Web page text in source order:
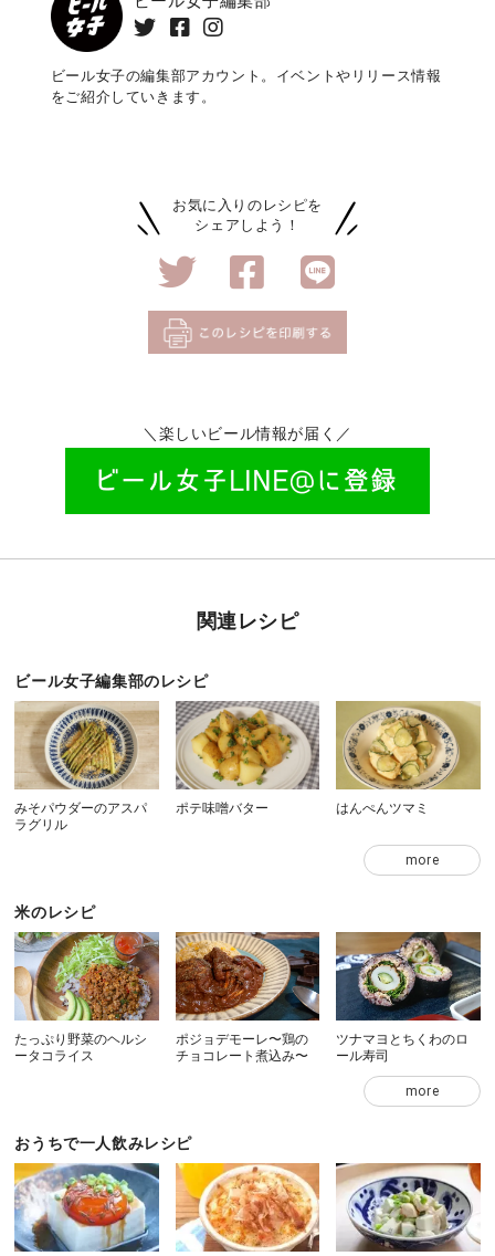
ビール女子の編集部アカウント。イベントやリリース情報
をご紹介していきます。
お気に入りのレシピを
シェアしよう！
＼楽しいビール情報が届く／
関連レシピ
ビール女子編集部のレシピ
みそパウダーのアスパ
ラグリル
ポテ味噌バター はんぺんツマミ
more
米のレシピ
たっぷり野菜のヘルシ
ータコライス
ポジョデモーレ〜鶏の
チョコレート煮込み〜
ツナマヨとちくわのロ
ール寿司
more
おうちで一人飲みレシピ